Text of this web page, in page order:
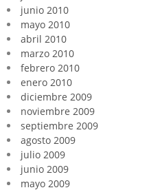
junio 2010
mayo 2010
abril 2010
marzo 2010
febrero 2010
enero 2010
diciembre 2009
noviembre 2009
septiembre 2009
agosto 2009
julio 2009
junio 2009
mayo 2009